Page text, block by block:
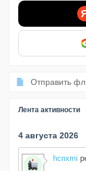
Отправить
Лента активности
4 августа 2026
hcnxmi